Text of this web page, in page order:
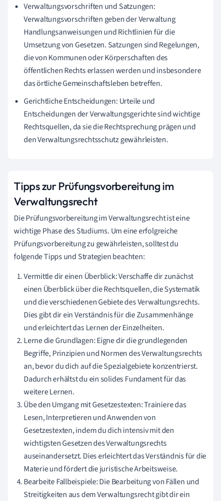
Verwaltungsvorschriften und Satzungen:
Verwaltungsvorschriften geben der Verwaltung
Handlungsanweisungen und Richtlinien für die
Umsetzung von Gesetzen. Satzungen sind Regelungen,
die von Kommunen oder Körperschaften des
öffentlichen Rechts erlassen werden und insbesondere
das örtliche Gemeinschaftsleben betreffen.
Gerichtliche Entscheidungen: Urteile und
Entscheidungen der Verwaltungsgerichte sind wichtige
Rechtsquellen, da sie die Rechtsprechung prägen und
den Verwaltungsrechtsschutz gewährleisten.
Tipps zur Prüfungsvorbereitung im
Verwaltungsrecht
Die Prüfungsvorbereitung im Verwaltungsrecht ist eine
wichtige Phase des Studiums. Um eine erfolgreiche
Prüfungsvorbereitung zu gewährleisten, solltest du
folgende Tipps und Strategien beachten:
Vermittle dir einen Überblick: Verschaffe dir zunächst
einen Überblick über die Rechtsquellen, die Systematik
und die verschiedenen Gebiete des Verwaltungsrechts.
Dies gibt dir ein Verständnis für die Zusammenhänge
und erleichtert das Lernen der Einzelheiten.
Lerne die Grundlagen: Eigne dir die grundlegenden
Begriffe, Prinzipien und Normen des Verwaltungsrechts
an, bevor du dich auf die Spezialgebiete konzentrierst.
Dadurch erhältst du ein solides Fundament für das
weitere Lernen.
Übe den Umgang mit Gesetzestexten: Trainiere das
Lesen, Interpretieren und Anwenden von
Gesetzestexten, indem du dich intensiv mit den
wichtigsten Gesetzen des Verwaltungsrechts
auseinandersetzt. Dies erleichtert das Verständnis für die
Materie und fördert die juristische Arbeitsweise.
Bearbeite Fallbeispiele: Die Bearbeitung von Fällen und
Streitigkeiten aus dem Verwaltungsrecht gibt dir ein